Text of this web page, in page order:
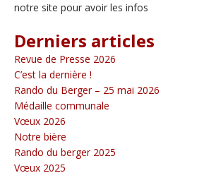
notre site pour avoir les infos
Derniers articles
Revue de Presse 2026
C’est la dernière !
Rando du Berger – 25 mai 2026
Médaille communale
Vœux 2026
Notre bière
Rando du berger 2025
Vœux 2025